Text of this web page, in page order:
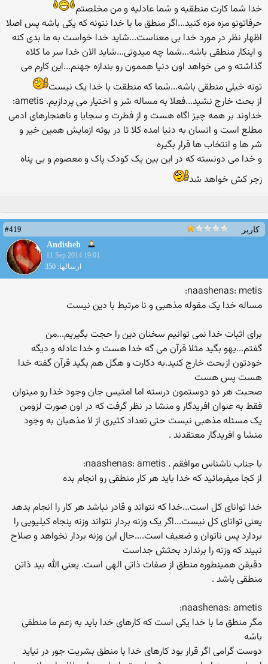
خدا شما کارت منطقیه و شما عادلیه و من مخلصتم
حرفاتونو مزه مزه کنید...اگر منطق ما با خدا نتونه که یکی باشه پس اصلا
اظهار نظر در مورد خدا بی معناست...شاید خدا خواست به ما بدی کنه
و اینکار منطقی باشه...شما چه میدونی...شاید الان خدا سر ما کلاه
گذاشته و می خواهد اون دنیا هممون رو بندازه جهنم...این کارم می
تونه خیلی منطقی باشه...شما که منطقت با خدا یک نیست
از بحث خارج نشید...فعلا به مساله شر و اختیار می پردازیم. ametis:
خداوند بر همه چیز اگاه هست و از فطرت و سجایا و ناهنجارهای ادمی
مطلع است و انسان به دنیا امده کلا تا در بوته ازمایش همین خیر و
شر ها و انتخاب ها قرار بگیره
و خدا می دونسته که در این بین یک کودک پاک و معصوم و بی پناه
زجر کش خواهد شد
کاربر
#419
Andisheh
11 Sep 2014 19:01
ارسالها: 350
naashenas: metis:
مساله خدا یک مقوله مذهبی و نا مرتبط با دین نیست
برای اثبات خدا نمی توانیم سخنان دین را حجت بگیریم...من
گفتم...یهو بگید مثلا قرآن می گه خدا هست و خدا عادله و دیگه
خودتون ازبحث خارج کنید.به دکارت و هگل هم بگید قرآن گفته خدا
هست پس هست
صحبت هر دو دوستمون درسته اما امتیس جان وجود خدا رو میتوان
فقط به عنوان افریدگار و منشا در نظر گرفت که در اون صورت لزومن
یک مسئله مذهبی نیست حتی تعداد کثیری از لا مذهبان به وجود
منشا و افریدگار معتقدند .
با جناب ناشناس موافقم . naashenas: ametis:
از کجا میفرمائید که خدا باید هر کار منطقی رو انجام بده
خدا توانای کل است...خدا که نتواند و قادر نباشد هر کار را انجام بدهد
یعنی توانای کل نیست...اگر یک وزنه بردار نتواند وزنه پنجاه کیلیویی را
بردارد پس ناتوان و ضعیف است....حال این وزنه بردار نخواهد و صلاح
نبیند که وزنه را برندارد بحثش جداست
دقیقن همینطوره منطق از صفات ذاتی الهی است. یعنی الله بید ذاتن
منطقی باشد .
naashenas: ametis:
مگر منطق ما با خدا یکی است که کارهای خدا باید به زعم ما منطقی
باشه
دوست گرامی اگر قرار بود کارهای خدا با منطق بشریت جور در نیاید